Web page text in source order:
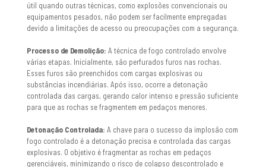
útil quando outras técnicas, como explosões convencionais ou
equipamentos pesados, não podem ser facilmente empregadas
devido a limitações de acesso ou preocupações com a segurança.
Processo de Demolição: A técnica de fogo controlado envolve
várias etapas. Inicialmente, são perfurados furos nas rochas.
Esses furos são preenchidos com cargas explosivas ou
substâncias incendiárias. Após isso, ocorre a detonação
controlada das cargas, gerando calor intenso e pressão suficiente
para que as rochas se fragmentem em pedaços menores.
Detonação Controlada: A chave para o sucesso da implosão com
fogo controlado é a detonação precisa e controlada das cargas
explosivas. O objetivo é fragmentar as rochas em pedaços
gerenciáveis, minimizando o risco de colapso descontrolado e